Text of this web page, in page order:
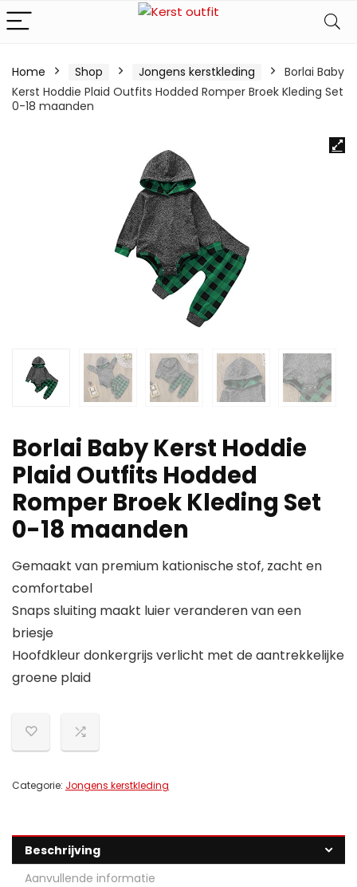
Home Shop Jongens kerstkleding
Borlai Baby
Kerst Hoddie Plaid Outfits Hodded Romper Broek Kleding Set
0-18 maanden
Borlai Baby Kerst Hoddie
Plaid Outfits Hodded
Romper Broek Kleding Set
0-18 maanden
Gemaakt van premium kationische stof, zacht en
comfortabel
Snaps sluiting maakt luier veranderen van een
briesje
Hoofdkleur donkergrijs verlicht met de aantrekkelijke
groene plaid
Categorie: Jongens kerstkleding
Beschrijving
Aanvullende informatie